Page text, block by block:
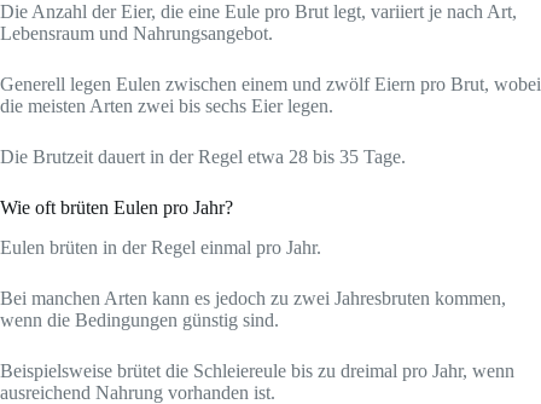
Die Anzahl der Eier, die eine Eule pro Brut legt, variiert je nach Art,
Lebensraum und Nahrungsangebot.
Generell legen Eulen zwischen einem und zwölf Eiern pro Brut, wobei
die meisten Arten zwei bis sechs Eier legen.
Die Brutzeit dauert in der Regel etwa 28 bis 35 Tage.
Wie oft brüten Eulen pro Jahr?
Eulen brüten in der Regel einmal pro Jahr.
Bei manchen Arten kann es jedoch zu zwei Jahresbruten kommen,
wenn die Bedingungen günstig sind.
Beispielsweise brütet die Schleiereule bis zu dreimal pro Jahr, wenn
ausreichend Nahrung vorhanden ist.